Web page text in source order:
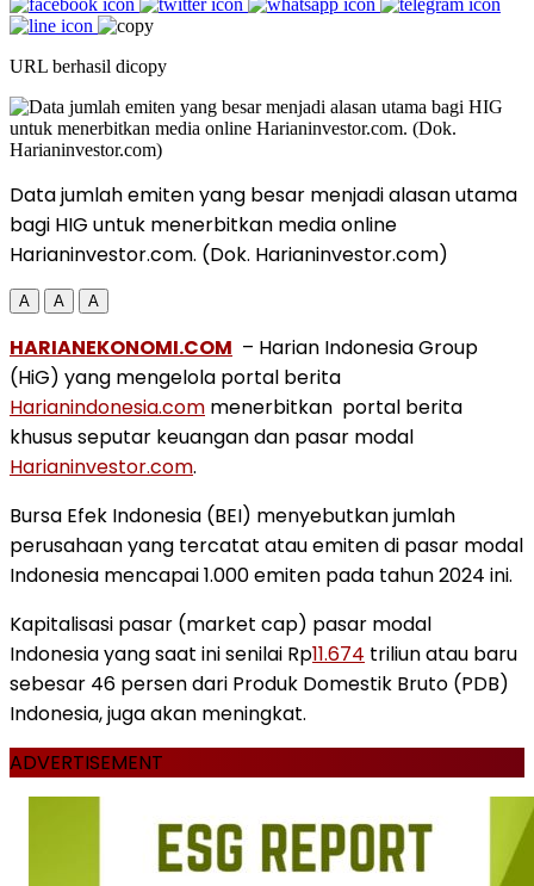
URL berhasil dicopy
Data jumlah emiten yang besar menjadi alasan utama
bagi HIG untuk menerbitkan media online
Harianinvestor.com. (Dok. Harianinvestor.com)
A A A
HARIANEKONOMI.COM – Harian Indonesia Group
(HiG) yang mengelola portal berita
Harianindonesia.com menerbitkan portal berita
khusus seputar keuangan dan pasar modal
Harianinvestor.com.
Bursa Efek Indonesia (BEI) menyebutkan jumlah
perusahaan yang tercatat atau emiten di pasar modal
Indonesia mencapai 1.000 emiten pada tahun 2024 ini.
Kapitalisasi pasar (market cap) pasar modal
Indonesia yang saat ini senilai Rp11.674 triliun atau baru
sebesar 46 persen dari Produk Domestik Bruto (PDB)
Indonesia, juga akan meningkat.
ADVERTISEMENT